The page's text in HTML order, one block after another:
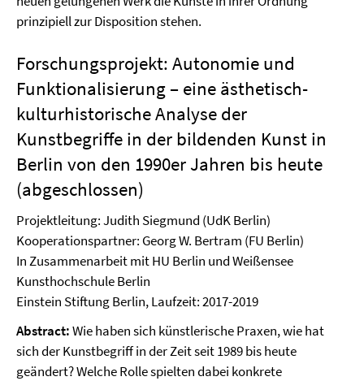
prinzipiell zur Disposition stehen.
Forschungsprojekt: Autonomie und
Funktionalisierung – eine ästhetisch-
kulturhistorische Analyse der
Kunstbegriffe in der bildenden Kunst in
Berlin von den 1990er Jahren bis heute
(abgeschlossen)
Projektleitung: Judith Siegmund (UdK Berlin)
Kooperationspartner: Georg W. Bertram (FU Berlin)
In Zusammenarbeit mit HU Berlin und Weißensee
Kunsthochschule Berlin
Einstein Stiftung Berlin, Laufzeit: 2017-2019
Abstract:Wie haben sich künstlerische Praxen, wie hat
sich der Kunstbegriff in der Zeit seit 1989 bis heute
geändert? Welche Rolle spielten dabei konkrete